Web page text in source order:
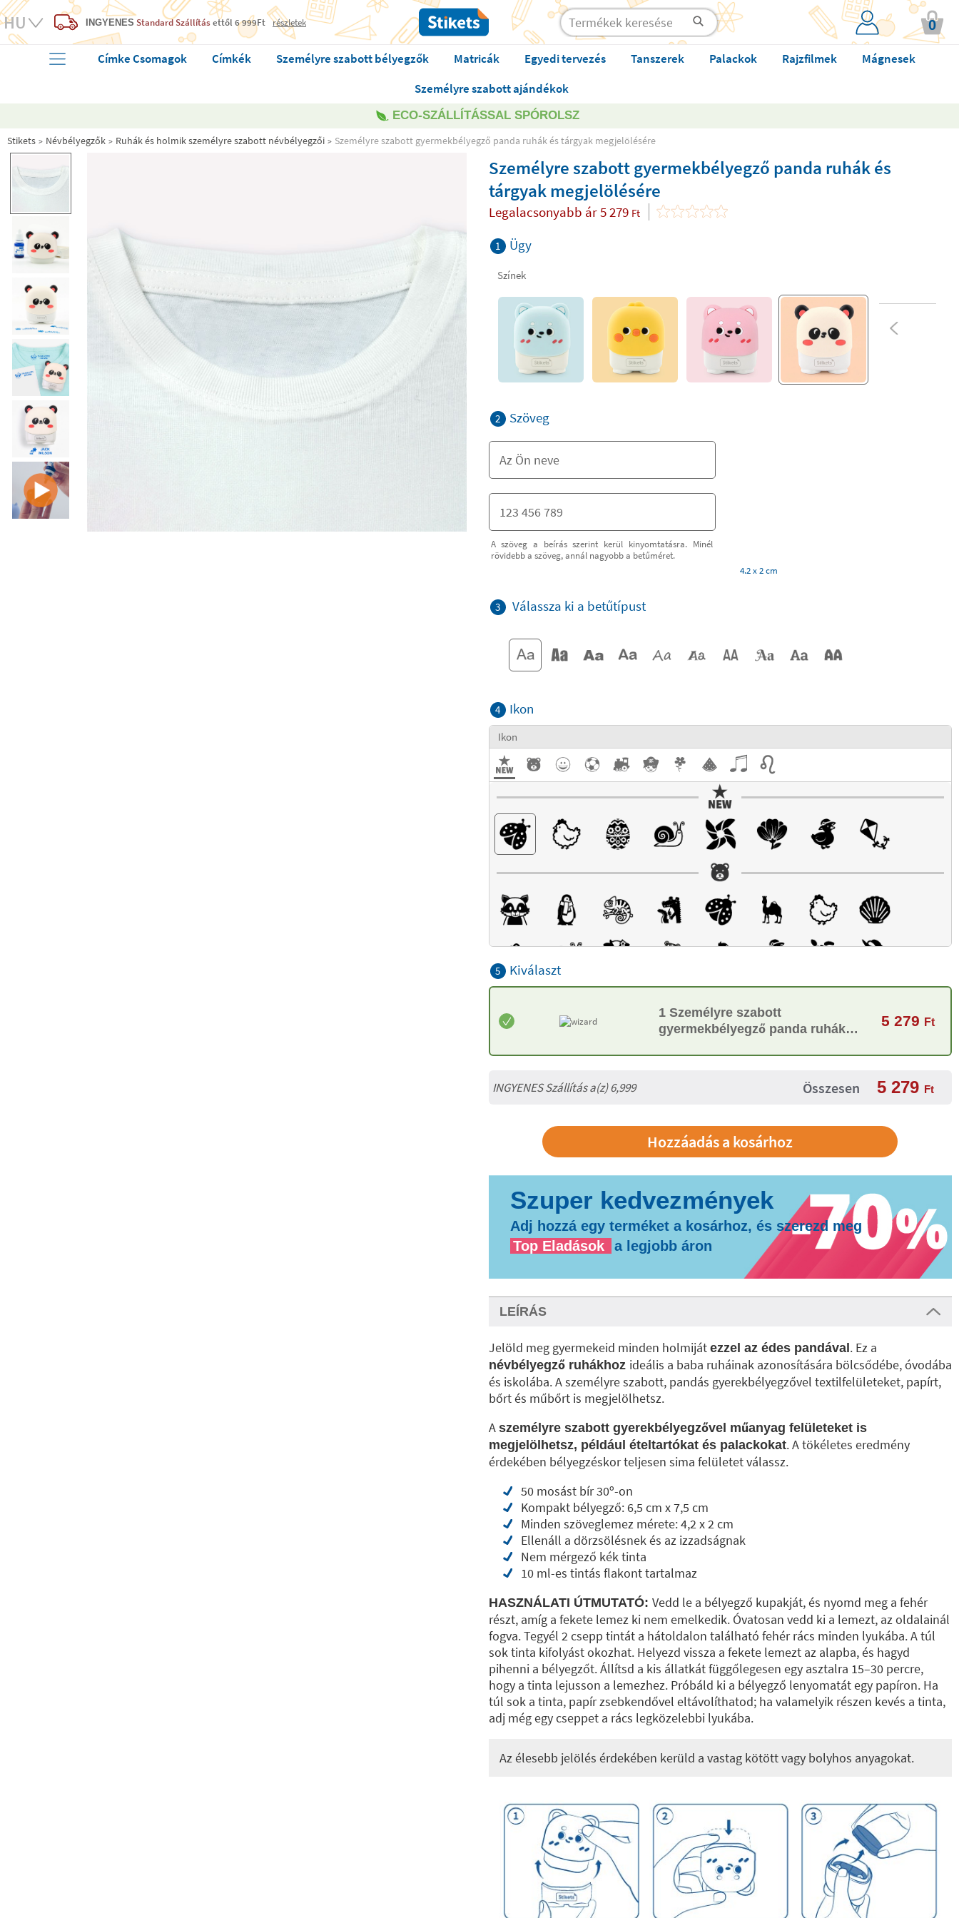
INGYENES Standard Szállításettől 6 999Ft részletek 0
Címke Csomagok Címkék Személyre szabott bélyegzők Matricák Egyedi tervezés Tanszerek Palackok Rajzfilmek
Mágnesek
Személyre szabott ajándékok
ECO-SZÁLLÍTÁSSAL SPÓROLSZ
Stikets Névbélyegzők Ruhák és holmik személyre szabott névbélyegzői Személyre szabott gyermekbélyegző panda ruhák és tárgyak megjelölésére
Személyre szabott gyermekbélyegző panda ruhák és
tárgyak megjelölésére
Legalacsonyabb ár5 279 Ft
1 Ügy
Színek
2 Szöveg
A szöveg a beírás szerint kerül kinyomtatásra. Minél
rövidebb a szöveg, annál nagyobb a betűméret.
4.2 x 2 cm
3 Válassza ki a betűtípust
4 Ikon
Ikon
5 Kiválaszt
1 Személyre szabott
gyermekbélyegző panda ruhák
5 279 Ft
INGYENES Szállítás a(z) 6,999 Összesen 5 279 Ft
Adj hozzá egy terméket a kosárhoz, és szerezd meg
Top Eladások
a legjobb áron
LEÍRÁS
Jelöld meg gyermekeid minden holmiját ezzel az édes pandával . Ez a
névbélyegző ruhákhoz ideális a baba ruháinak azonosítására bölcsődébe, óvodába
és iskolába. A személyre szabott, pandás gyerekbélyegzővel textilfelületeket, papírt,
bőrt és műbőrt is megjelölhetsz.
A személyre szabott gyerekbélyegzővel műanyag felületeket is
megjelölhetsz, például ételtartókat és palackokat. A tökéletes eredmény
érdekében bélyegzéskor teljesen sima felületet válassz.
50 mosást bír 30º-on
Kompakt bélyegző: 6,5 cm x 7,5 cm
Minden szöveglemez mérete: 4,2 x 2 cm
Ellenáll a dörzsölésnek és az izzadságnak
Nem mérgező kék tinta
10 ml-es tintás flakont tartalmaz
HASZNÁLATI ÚTMUTATÓ: Vedd le a bélyegző kupakját, és nyomd meg a fehér
részt, amíg a fekete lemez ki nem emelkedik. Óvatosan vedd ki a lemezt, az oldalainál
fogva. Tegyél 2 csepp tintát a hátoldalon található fehér rács minden lyukába. A túl
sok tinta kifolyást okozhat. Helyezd vissza a fekete lemezt az alapba, és hagyd
pihenni a bélyegzőt. Állítsd a kis állatkát függőlegesen egy asztalra 15–30 percre,
hogy a tinta lejusson a lemezhez. Próbáld ki a bélyegző lenyomatát egy papíron. Ha
túl sok a tinta, papír zsebkendővel eltávolíthatod; ha valamelyik részen kevés a tinta,
adj még egy cseppet a rács legközelebbi lyukába.
Az élesebb jelölés érdekében kerüld a vastag kötött vagy bolyhos anyagokat.